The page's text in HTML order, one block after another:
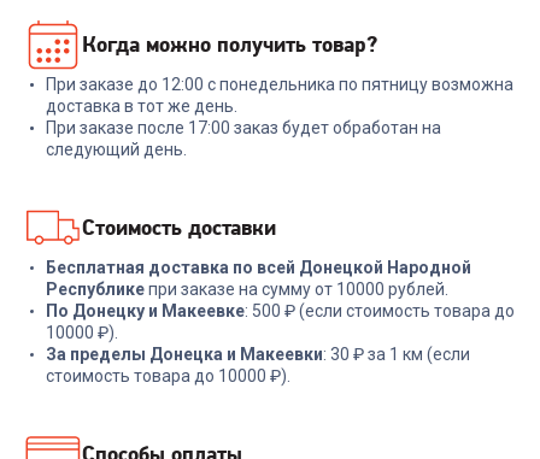
Реле напряжения Rucelf
SRW-16A 3кВА
+ 47 бонусов
1 599₽
КТ-9126
2 579₽
Когда можно получить товар?
При заказе до 12:00 с понедельника по пятницу возможна
доставка в тот же день.
При заказе после 17:00 заказ будет обработан на
следующий день.
Стоимость доставки
Бесплатная доставка по всей Донецкой Народной
Республикепри заказе на сумму от 10000 рублей.
По Донецку и Макеевке: 500 ₽ (если стоимость товара до
10000 ₽).
За пределы Донецка и Макеевки: 30 ₽ за 1 км (если
стоимость товара до 10000 ₽).